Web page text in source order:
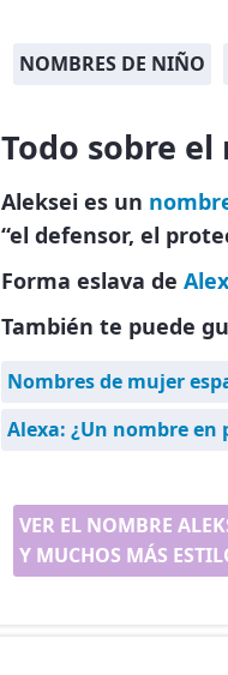
NOMBRES DE NIÑO
Todo sobre
Aleksei es un
“el defensor, el
Forma eslava de
También te puede
Nombres de mujer
Alexa: ¿Un nombre
VER EL NOMBRE
Y MUCHOS MÁS